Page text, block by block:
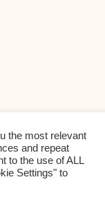
©
the most relevant
and repeat
to the use of ALL
Settings" to